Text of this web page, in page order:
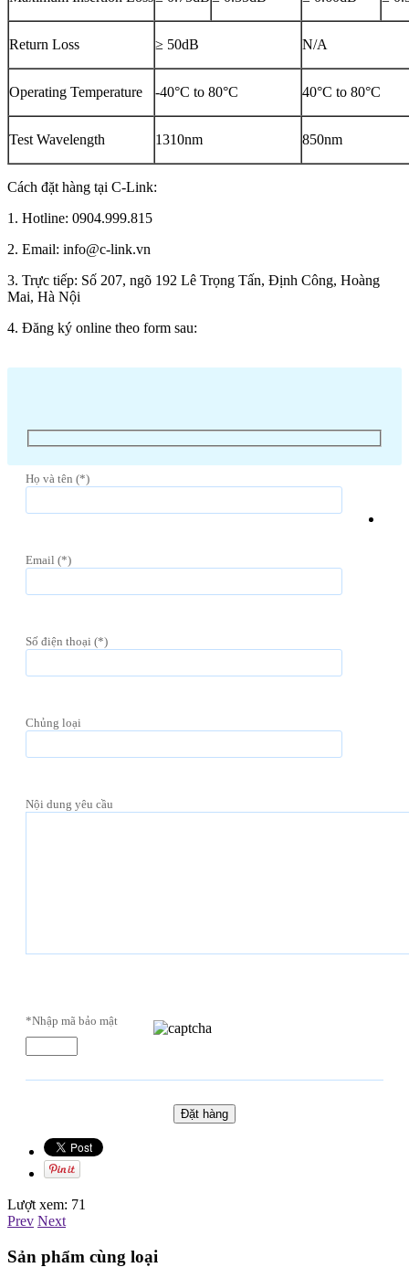
Return Loss ≥ 50dB N/A
Operating Temperature -40°C to 80°C 40°C to 80°C
Test Wavelength 1310nm 850nm
Cách đặt hàng tại C-Link:
1. Hotline: 0904.999.815
2. Email: info@c-link.vn
3. Trực tiếp: Số 207, ngõ 192 Lê Trọng Tấn, Định Công, Hoàng
Mai, Hà Nội
4. Đăng ký online theo form sau:
Họ và tên (*)
Email (*)
Số điện thoại (*)
Chủng loại
Nội dung yêu cầu
*Nhập mã bảo mật
Lượt xem: 71
Prev Next
Sản phẩm cùng loại